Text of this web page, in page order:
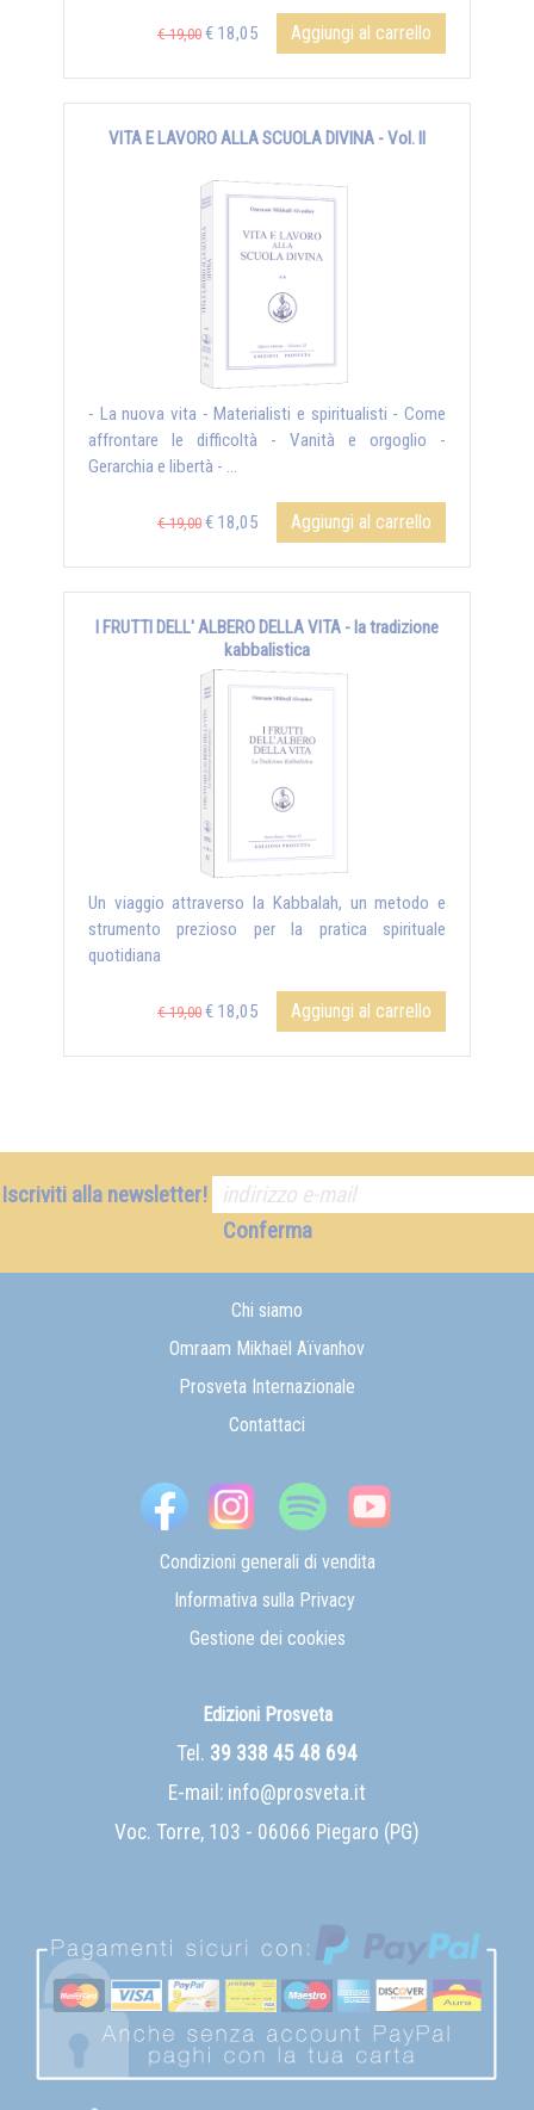
€ 19,00 € 18,05 Aggiungi al carrello
VITA E LAVORO ALLA SCUOLA DIVINA - Vol. II
- La nuova vita - Materialisti e spiritualisti - Come
affrontare le difficoltà - Vanità e orgoglio -
Gerarchia e libertà - ...
€ 19,00 € 18,05 Aggiungi al carrello
I FRUTTI DELL' ALBERO DELLA VITA - la tradizione
kabbalistica
Un viaggio attraverso la Kabbalah, un metodo e
strumento prezioso per la pratica spirituale
quotidiana
€ 19,00 € 18,05 Aggiungi al carrello
Iscriviti alla newsletter!
Conferma
Chi siamo
Omraam Mikhaël Aïvanhov
Prosveta Internazionale
Contattaci
Condizioni generali di vendita
Informativa sulla Privacy
Gestione dei cookies
Edizioni Prosveta
Tel. 39 338 45 48 694
E-mail: info@prosveta.it
Voc. Torre, 103 - 06066 Piegaro (PG)